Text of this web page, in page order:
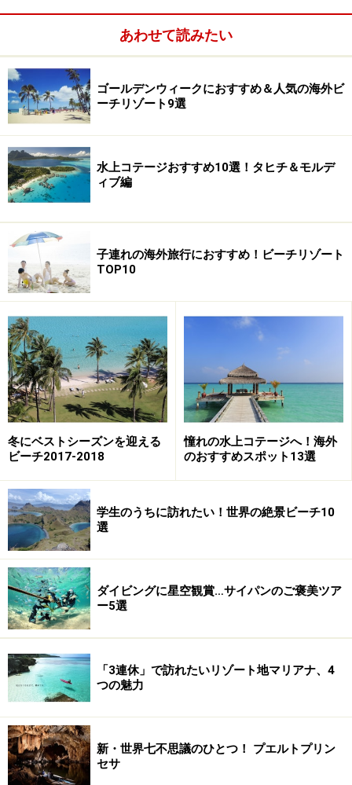
が伸びています。モルディブとの違いは、沖に島々が浮
一方、小高い山を越えた西側のビーチは、小さな岬で区
切られたヒミツ感たっぷりの小さなビーチが連続した地
形。アダンの木々が茂り、これが沖縄のケラマのような
雰囲気なのです。ビーチで誰か来ないかなーとしばらく
待っていても、ほとんど人が現れない真正の穴場ビー
チ。こぢんまりとしたサイズも、落ち着きます。
ザ・セブンシーズ・リゾートのレセプション
そして、この島がスゴいのは、舗装道路がないこと。道
路がないから、島には車が一台もないし、もちろんバイ
クもなし。だから、当然ガソリンスタンドもない。さら
に街中レストランも、お土産物店も、マッサージ店も、
コンビニも、ファストフード店も、ないんです。なーん
にも、なし。島の東側に数軒のバンガローと、2008年12
月にオープンした唯一のリゾートがあるのみ。
夕方になると、島中が「キーンキーン」、「ケーンケー
ン」と幾千の鈴を打ち鳴らしたようなセミの大合唱で包
まれます。最初、その音がセミの声とは気がつかず、ど
こかでサイレンが鳴っているのかと勘違いしたくらい、
不思議な音。
チャオメイ国立公園内にあり、海ではジュゴンが暮らし
ているのだそう。その数は24頭だ！とか、140頭だ！と
か、聞く人によって違うのが、なんともタイだなぁ……
と。
ザ・セブンシーズ・リゾートのプール
この島にはじめて生まれたザ・セブンシーズ・リゾー
あわせて読みたい
ゴールデンウィークにおすすめ＆人気の海外ビ
ーチリゾート9選
水上コテージおすすめ10選！タヒチ＆モルデ
ィブ編
子連れの海外旅行におすすめ！ビーチリゾート
TOP10
冬にベストシーズンを迎える
ビーチ2017-2018
憧れの水上コテージへ！海外
のおすすめスポット13選
学生のうちに訪れたい！世界の絶景ビーチ10
選
ダイビングに星空観賞…サイパンのご褒美ツア
ー5選
「3連休」で訪れたいリゾート地マリアナ、4
つの魅力
新・世界七不思議のひとつ！ プエルトプリン
セサ